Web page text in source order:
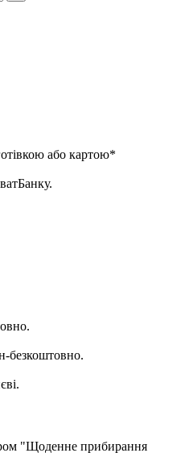
або картою*
безкоштовно.
"Щоденне прибирання